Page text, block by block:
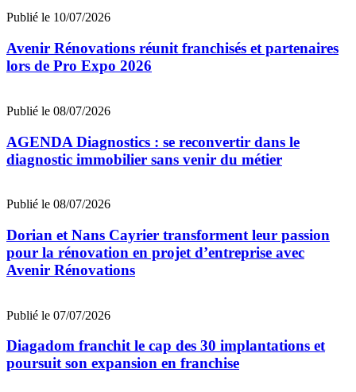
Publié le 10/07/2026
Avenir Rénovations réunit franchisés et partenaires
lors de Pro Expo 2026
Publié le 08/07/2026
AGENDA Diagnostics : se reconvertir dans le
diagnostic immobilier sans venir du métier
Publié le 08/07/2026
Dorian et Nans Cayrier transforment leur passion
pour la rénovation en projet d’entreprise avec
Avenir Rénovations
Publié le 07/07/2026
Diagadom franchit le cap des 30 implantations et
poursuit son expansion en franchise